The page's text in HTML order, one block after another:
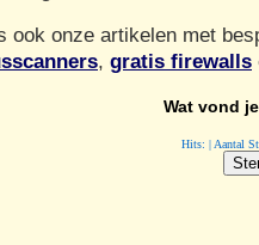
ook onze artikelen met
, gratis firewalls
Wat vond
Hits: | Aantal